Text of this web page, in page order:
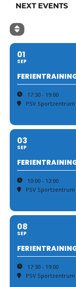
NEXT EVENTS
01
SEP
17:30 - 19:00
PSV Sportzentrum
03
SEP
10:00 - 12:00
PSV Sportzentrum
08
SEP
17:30 - 19:00
PSV Sportzentrum